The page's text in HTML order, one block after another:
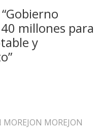
Gobierno
millones para
y
”
MOREJON